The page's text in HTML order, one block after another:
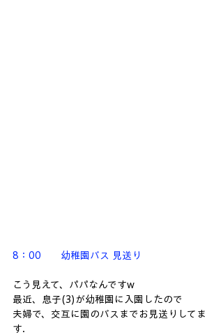
8：00　　幼稚園バス 見送り
こう見えて、パパなんですw
最近、息子(3)が幼稚園に入園したので
夫婦で、交互に園のバスまでお見送りしてま
す.